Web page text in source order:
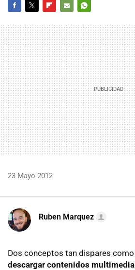
MAIL
23 Mayo 2012
Ruben Marquez
Dos conceptos tan dispares como
descargar contenidos multimedia